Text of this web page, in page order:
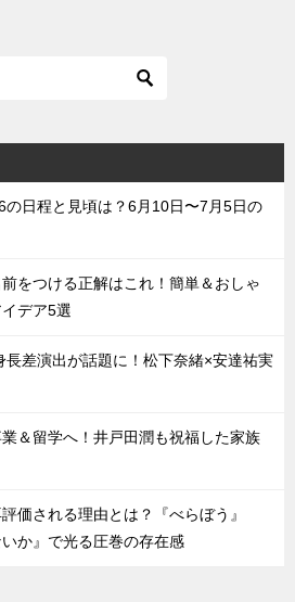
の日程と見頃は？6月10日〜7月5日の
をつける正解はこれ！簡単＆おしゃ
デア5選
長差演出が話題に！松下奈緒×安達祐実
＆留学へ！井戸田潤も祝福した家族
価される理由とは？『べらぼう』
いか』で光る圧巻の存在感